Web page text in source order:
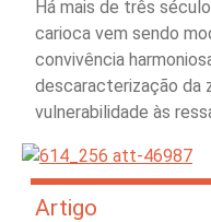
Há mais de três
carioca vem sendo
convivência
descaracterização da
vulnerabilidade às
Artigo